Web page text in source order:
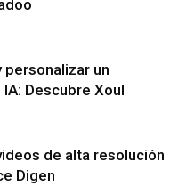
personalizar un
Descubre Xoul
de alta resolución
Digen